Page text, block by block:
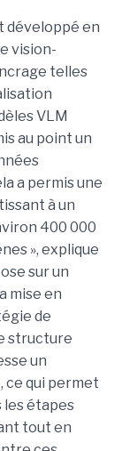
développé en
vision-
telles
VLM
au point un
a permis une
à un
400 000
», explique
sur un
mise en
de
structure
un
ce qui permet
étapes
tout en